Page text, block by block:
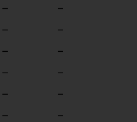
–
–
–
–
–
–
–
–
–
–
–
–